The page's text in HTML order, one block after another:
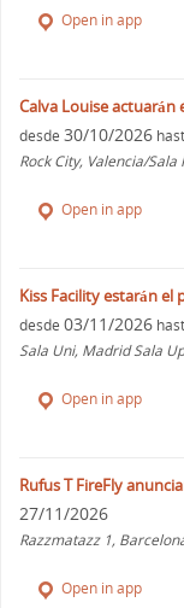
Open in app
Calva Louise actuarán
desde 30/10/2026
Rock City, Valencia/
Open in app
Kiss Facility estarán
desde 03/11/2026
Sala Uni, Madrid Sala
Open in app
Rufus T FireFly
27/11/2026
Razzmatazz 1,
Open in app